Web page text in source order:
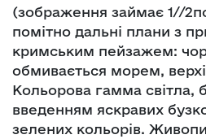
(зображення займає 1//
помітно дальні плани з
кримським пейзажем:
обмивається морем,
Кольорова гамма світла,
введенням яскравих
зелених кольорів.